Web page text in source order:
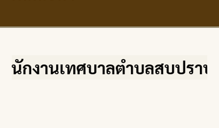
เทศบาลตำบลสบปราบ จ.ลำ